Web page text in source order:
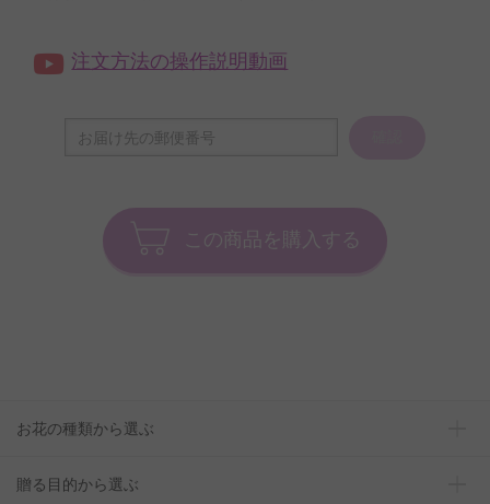
注文方法の操作説明動画
この商品を購入する
お花の種類から選ぶ
贈る目的から選ぶ